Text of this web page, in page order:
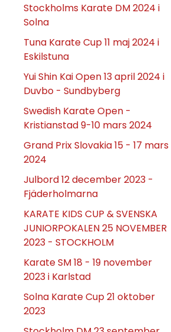
Stockholms Karate DM 2024 i
Solna
Tuna Karate Cup 11 maj 2024 i
Eskilstuna
Yui Shin Kai Open 13 april 2024 i
Duvbo - Sundbyberg
Swedish Karate Open -
Kristianstad 9-10 mars 2024
Grand Prix Slovakia 15 - 17 mars
2024
Julbord 12 december 2023 -
Fjäderholmarna
KARATE KIDS CUP & SVENSKA
JUNIORPOKALEN 25 NOVEMBER
2023 - STOCKHOLM
Karate SM 18 - 19 november
2023 i Karlstad
Solna Karate Cup 21 oktober
2023